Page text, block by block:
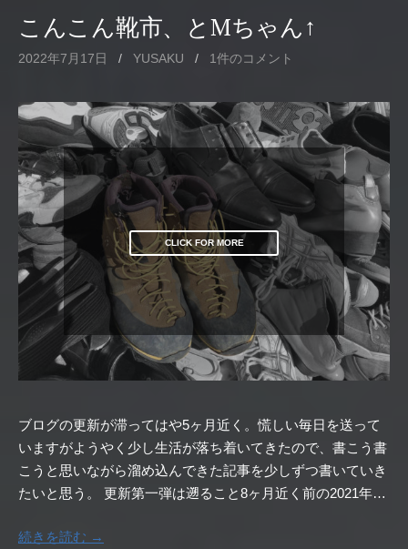
こんこん靴市、とMちゃん↑
2022年7月17日 / YUSAKU / 1件のコメント
CLICK FOR MORE
ブログの更新が滞ってはや5ヶ月近く。慌しい毎日を送って
いますがようやく少し生活が落ち着いてきたので、書こう書
こうと思いながら溜め込んできた記事を少しずつ書いていき
たいと思う。 更新第一弾は遡ること8ヶ月近く前の2021年…
続きを読む →